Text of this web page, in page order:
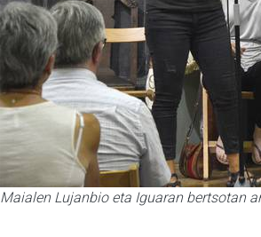
Maialen Lujanbio eta Iguaran bertsotan